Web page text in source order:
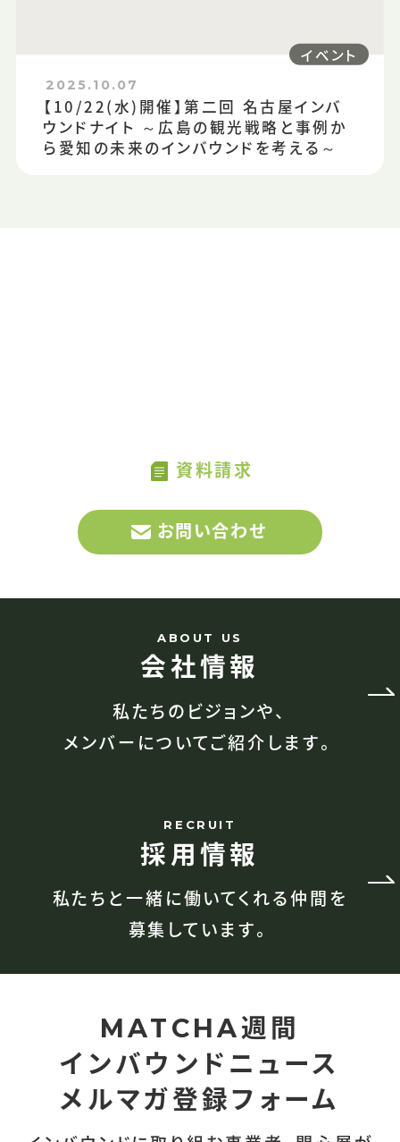
イベント
2025.10.07
【10/22(水)開催】第二回 名古屋インバ
ウンドナイト ～広島の観光戦略と事例か
ら愛知の未来のインバウンドを考える～
US
資料請求
お問い合わせ
ABOUT US
会社情報
私たちのビジョンや、
メンバーについてご紹介します。
RECRUIT
採用情報
私たちと一緒に働いてくれる仲間を
募集しています。
MATCHA週間
インバウンドニュース
メルマガ登録フォーム